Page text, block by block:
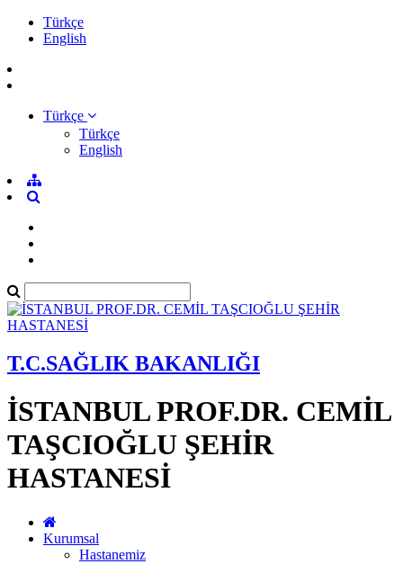
Türkçe
English
Türkçe
Türkçe
English
T.C.SAĞLIK BAKANLIĞI
İSTANBUL PROF.DR. CEMİL
TAŞCIOĞLU ŞEHİR
HASTANESİ
Kurumsal
Hastanemiz